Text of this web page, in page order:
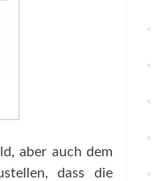
aber auch dem
dass die